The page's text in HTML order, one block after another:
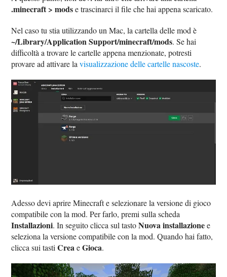
.minecraft > modse trascinarci il file che hai appena scaricato.
Nel caso tu stia utilizzando un Mac, la cartella delle mod è
~/Library/Application Support/minecraft/mods. Se hai
difficoltà a trovare le cartelle appena menzionate, potresti
provare ad attivare lavisualizzazione delle cartelle nascoste.
Adesso devi aprire Minecraft e selezionare la versione di gioco
compatibile con la mod. Per farlo, premi sulla scheda
Installazioni. In seguito clicca sul tastoNuova installazionee
seleziona la versione compatibile con la mod. Quando hai fatto,
clicca sui tastiCrea eGioca.